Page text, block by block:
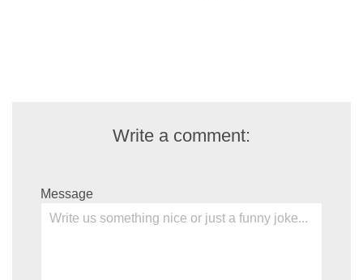
Write a comment:
Message